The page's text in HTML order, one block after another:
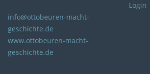
info@ottobeuren-macht-
geschichte.de
www.ottobeuren-macht-
geschichte.de
Login